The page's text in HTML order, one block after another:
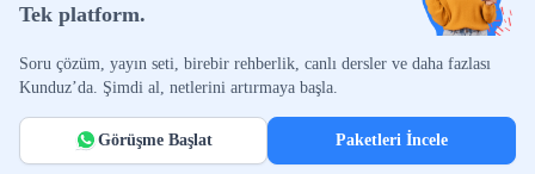
Tek platform.
Soru çözüm, yayın seti, birebir rehberlik, canlı dersler ve daha fazlası
Kunduz’da. Şimdi al, netlerini artırmaya başla.
Görüşme Başlat Paketleri İncele